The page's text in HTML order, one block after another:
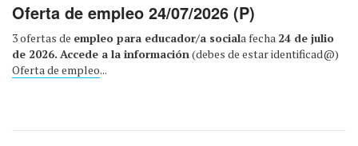
Oferta de empleo 24/07/2026 (P)
3 ofertas de empleo para educador/a sociala fecha 24 de julio
de 2026. Accede a la información(debes de estar identificad@)
Oferta de empleo...